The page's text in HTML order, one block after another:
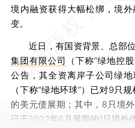
境内融资获得大幅松绑，境
变。
近日，有国资背景、总部位
集团有限公司
（下称“绿地控股
公告，其全资离岸子公司绿
（下称“绿地环球”）已对9只
的美元债展期；其中，8只境外
已于2022年6月展期的1只境外